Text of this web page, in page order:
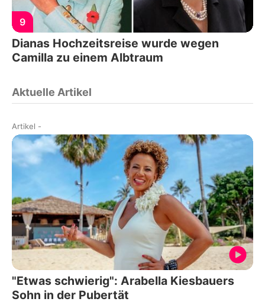
9
Dianas Hochzeitsreise wurde wegen
Camilla zu einem Albtraum
Aktuelle Artikel
Artikel -
"Etwas schwierig": Arabella Kiesbauers
Sohn in der Pubertät